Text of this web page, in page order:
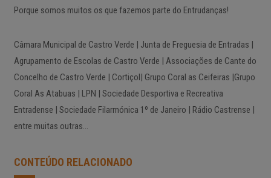
Porque somos muitos os que fazemos parte do Entrudanças!
Câmara Municipal de Castro Verde | Junta de Freguesia de Entradas |
Agrupamento de Escolas de Castro Verde | Associações de Cante do
Concelho de Castro Verde | Cortiçol| Grupo Coral as Ceifeiras |Grupo
Coral As Atabuas | LPN | Sociedade Desportiva e Recreativa
Entradense | Sociedade Filarmónica 1º de Janeiro | Rádio Castrense |
entre muitas outras…
CONTEÚDO RELACIONADO